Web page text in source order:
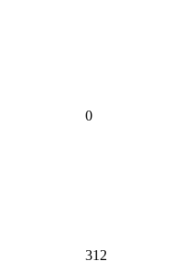
0
312